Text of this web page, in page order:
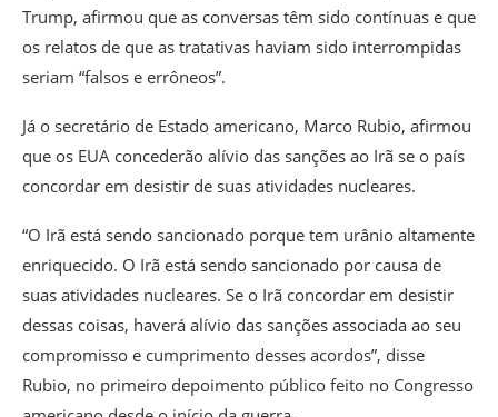
Trump, afirmou que as conversas têm sido contínuas e que
os relatos de que as tratativas haviam sido interrompidas
seriam “falsos e errôneos”.
Já o secretário de Estado americano, Marco Rubio, afirmou
que os EUA concederão alívio das sanções ao Irã se o país
concordar em desistir de suas atividades nucleares.
“O Irã está sendo sancionado porque tem urânio altamente
enriquecido. O Irã está sendo sancionado por causa de
suas atividades nucleares. Se o Irã concordar em desistir
dessas coisas, haverá alívio das sanções associada ao seu
compromisso e cumprimento desses acordos”, disse
Rubio, no primeiro depoimento público feito no Congresso